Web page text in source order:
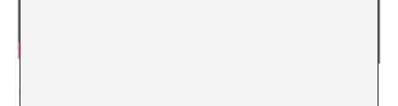
La lección que extraemos de este tipo de relatos es que